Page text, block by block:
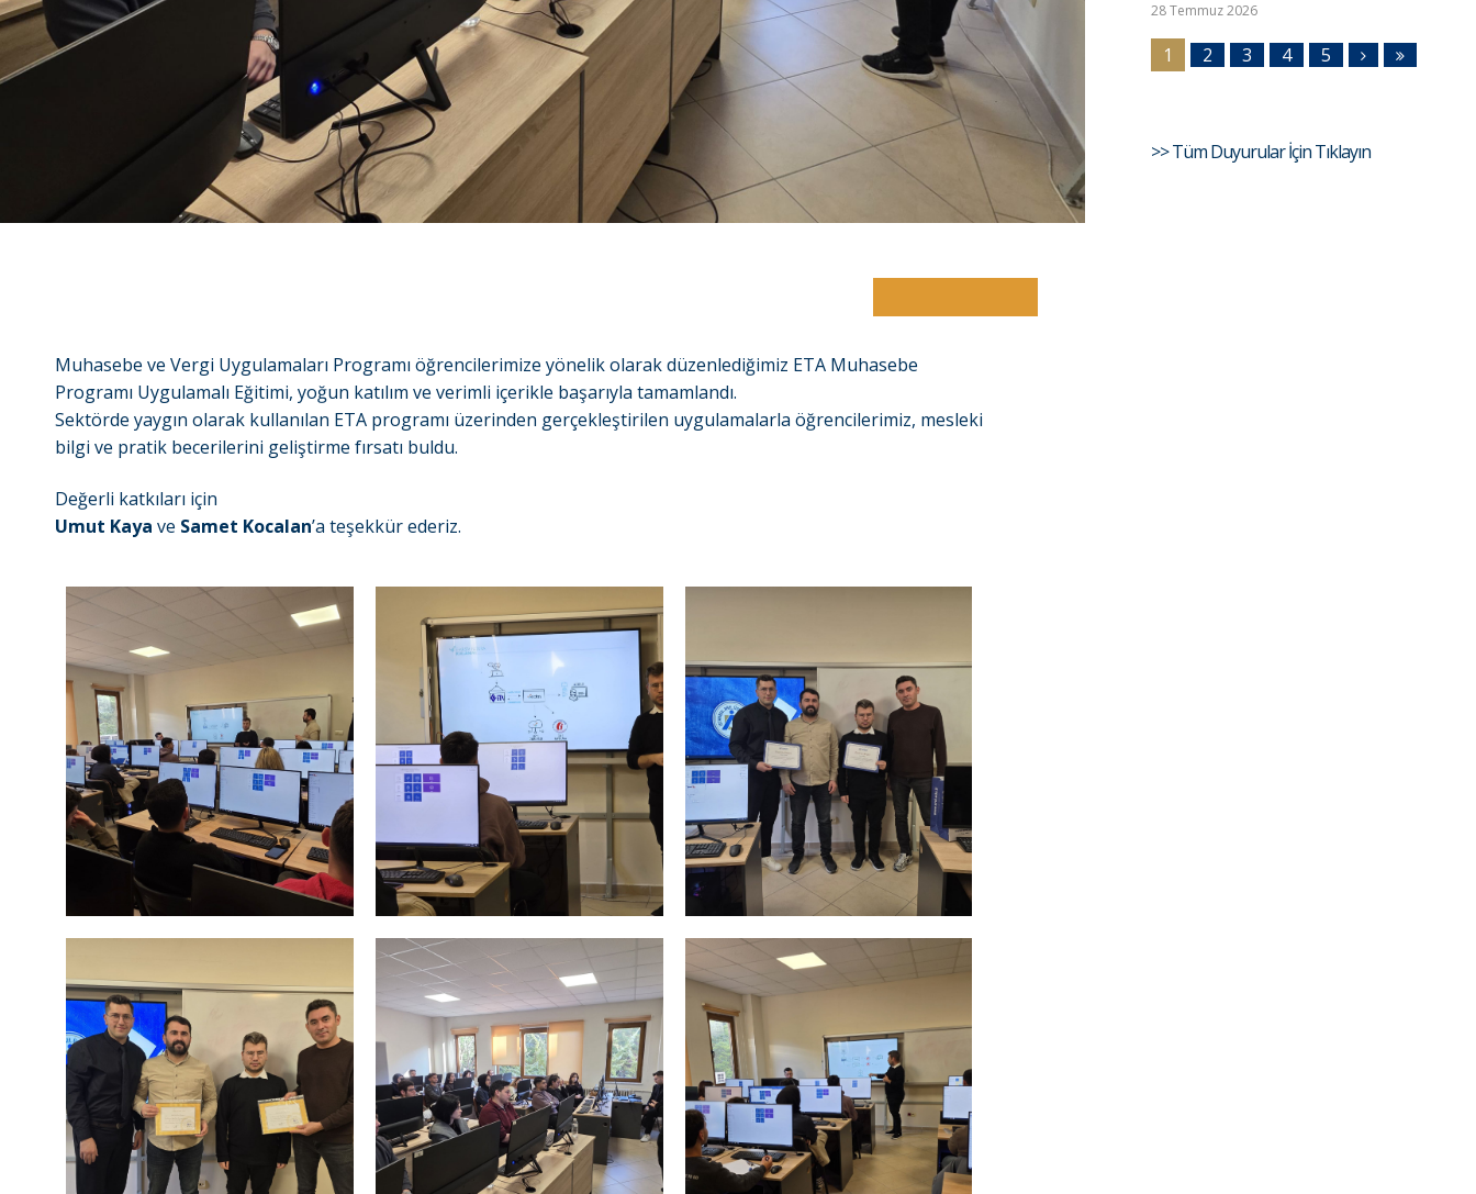
Muhasebe ve Vergi Uygulamaları Programı öğrencilerimize yönelik olarak düzenlediğimiz ETA Muhasebe
Programı Uygulamalı Eğitimi, yoğun katılım ve verimli içerikle başarıyla tamamlandı.
Sektörde yaygın olarak kullanılan ETA programı üzerinden gerçekleştirilen uygulamalarla öğrencilerimiz, mesleki
bilgi ve pratik becerilerini geliştirme fırsatı buldu.
Değerli katkıları için
Umut Kaya ve Samet Kocalan’a teşekkür ederiz.
28 Temmuz 2026
1 2 3 4 5
>> Tüm Duyurular İçin Tıklayın